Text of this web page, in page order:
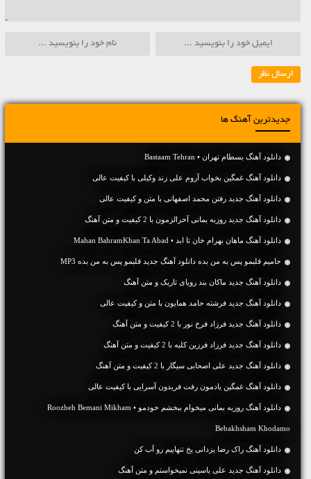
جدیدترین آهنگ ها
دانلود آهنگ بسطام تهران • Bastaam Tehran
دانلود آهنگ غمگین بخواب آروم علی زند وکیلی با کیفیت عالی
دانلود آهنگ جديد رفتن محمد اصفهانی با متن و کیفیت عالی
دانلود آهنگ جديد روزبه بمانی آخرالزمون با 2 کیفیت و متن آهنگ
دانلود آهنگ ماهان بهرام خان تا ابد • Mahan BahramKhan Ta Abad
حامیم قلبمو پس به من بده دانلود آهنگ جدید قلبمو پس به من بده MP3
دانلود آهنگ جديد ماکان بند رویای تاریک و متن آهنگ
دانلود آهنگ جديد فرشته حامد همایون با متن و کیفیت عالی
دانلود آهنگ جديد فرزاد فرخ نور با 2 کیفیت و متن آهنگ
دانلود آهنگ جديد فرزاد فرزین کلبه با 2 کیفیت و متن آهنگ
دانلود آهنگ جديد علی اصحابی سیگار با 2 کیفیت و متن آهنگ
دانلود آهنگ غمگین یادمون رفت فریدون آسرایی با کیفیت عالی
دانلود آهنگ روزبه بمانی میخوام ببخشم خودمو • Roozbeh Bemani Mikham
Bebakhsham Khodamo
دانلود آهنگ راک رضا یزدانی یخ تنهاییم رو آب کن
دانلود آهنگ جديد علی یاسینی نمیخواستم و متن آهنگ